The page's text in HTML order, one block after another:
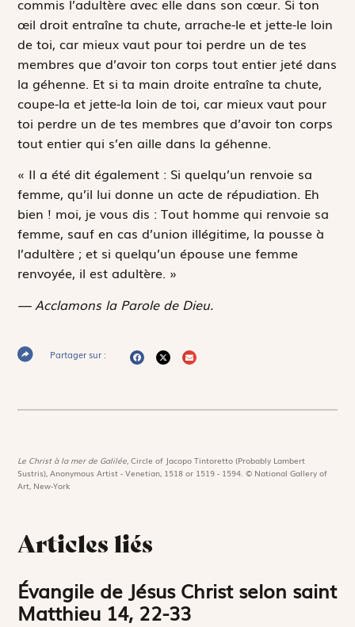
œil droit entraîne ta chute, arrache-le et jette-le loin
de toi, car mieux vaut pour toi perdre un de tes
membres que d’avoir ton corps tout entier jeté dans
la géhenne. Et si ta main droite entraîne ta chute,
coupe-la et jette-la loin de toi, car mieux vaut pour
toi perdre un de tes membres que d’avoir ton corps
tout entier qui s’en aille dans la géhenne.
« Il a été dit également : Si quelqu’un renvoie sa
femme, qu’il lui donne un acte de répudiation. Eh
bien ! moi, je vous dis : Tout homme qui renvoie sa
femme, sauf en cas d’union illégitime, la pousse à
l’adultère ; et si quelqu’un épouse une femme
renvoyée, il est adultère. »
— Acclamons la Parole de Dieu.
Partager sur :
Le Christ à la mer de Galilée,Circle of Jacopo Tintoretto (Probably Lambert
Sustris), Anonymous Artist - Venetian, 1518 or 1519 - 1594. © National Gallery of
Art, New-York
Articles liés
Évangile de Jésus Christ selon saint
Matthieu 14, 22-33